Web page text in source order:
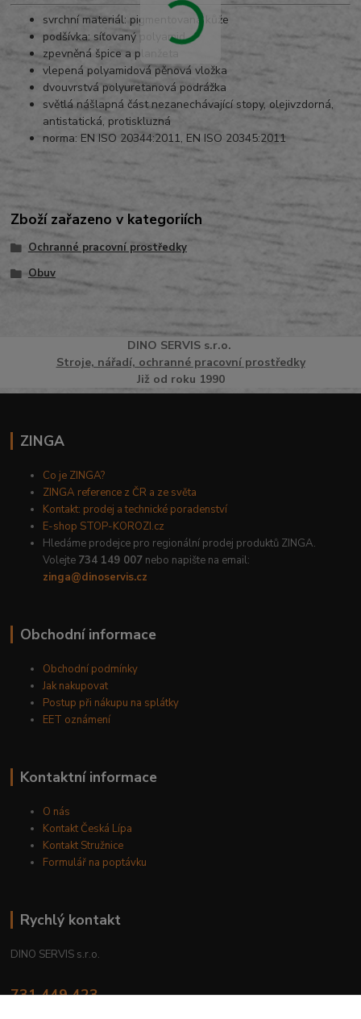
svrchní materiál: pigmentovaná kůže
podšívka: síťovaný polyamid
zpevněná špice a planžeta
vlepená polyamidová pěnová vložka
dvouvrstvá polyuretanová podrážka
světlá nášlapná část nezanechávající stopy, olejivzdorná,
antistatická, protiskluzná
norma: EN ISO 20344:2011, EN ISO 20345:2011
Zboží zařazeno v kategoriích
Ochranné pracovní prostředky
Obuv
DINO SERVISs.r.o.
Stroje, nářadí, ochranné pracovní prostředky
Již od roku 1990
ZINGA
Co je ZINGA?
ZINGA reference z ČR a ze světa
Kontakt: prodej a technické poradenství
E-shop STOP-KOROZI.cz
Hledáme prodejce pro regionální prodej produktů ZINGA.
Volejte 734 149 007 nebo napište na email:
zinga@dinoservis.cz
Obchodní informace
Obchodní podmínky
Jak nakupovat
Postup při nákupu na splátky
EET oznámení
Kontaktní informace
O nás
Kontakt Česká Lípa
Kontakt Stružnice
Formulář na poptávku
Rychlý kontakt
DINO SERVIS s.r.o.
731 449 423